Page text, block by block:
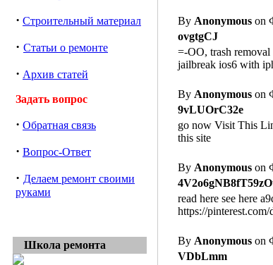
· Строительный материал
· Статьи о ремонте
· Архив статей
Задать вопрос
· Обратная связь
· Вопрос-Ответ
· Делаем ремонт своими
руками
Школа ремонта
By Anonymous on
ovgtgCJ
=-OO, trash
jailbreak ios6 with
By Anonymous on
9vLUOrC32e
go now Visit This
this site
By Anonymous on
read here see here
https://
By Anonymous on
VDbLmm